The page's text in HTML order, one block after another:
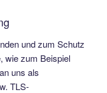
und zum Schutz
wie zum Beispiel
uns als
TLS-